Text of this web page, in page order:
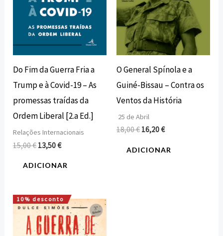
Do Fim da Guerra Fria a
Trump e à Covid-19 – As
promessas traídas da
Ordem Liberal [2.a Ed.]
Relações Internacionais
15,00€ 13,50€
ADICIONAR
O General Spínola e a
Guiné-Bissau – Contra os
Ventos da História
25 de Abril
18,00€ 16,20€
ADICIONAR
10% desconto
O
preço
original
era:
O
preço
atual
é: